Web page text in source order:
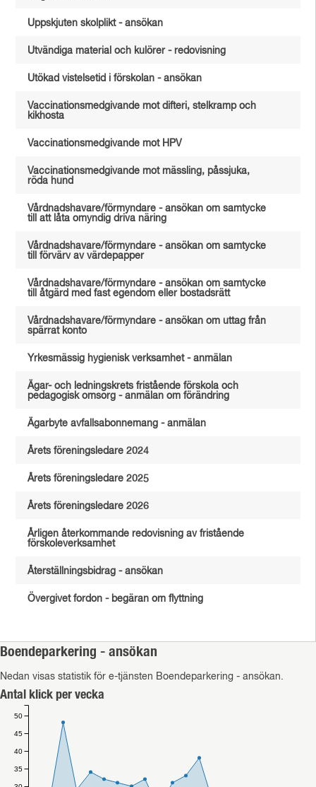
Uppskjuten skolplikt - ansökan
Utvändiga material och kulörer - redovisning
Utökad vistelsetid i förskolan - ansökan
Vaccinationsmedgivande mot difteri, stelkramp och
kikhosta
Vaccinationsmedgivande mot HPV
Vaccinationsmedgivande mot mässling, påssjuka,
röda hund
Vårdnadshavare/förmyndare - ansökan om samtycke
till att låta omyndig driva näring
Vårdnadshavare/förmyndare - ansökan om samtycke
till förvärv av värdepapper
Vårdnadshavare/förmyndare - ansökan om samtycke
till åtgärd med fast egendom eller bostadsrätt
Vårdnadshavare/förmyndare - ansökan om uttag från
spärrat konto
Yrkesmässig hygienisk verksamhet - anmälan
Ägar- och ledningskrets fristående förskola och
pedagogisk omsorg - anmälan om förändring
Ägarbyte avfallsabonnemang - anmälan
Årets föreningsledare 2024
Årets föreningsledare 2025
Årets föreningsledare 2026
Årligen återkommande redovisning av fristående
förskoleverksamhet
Återställningsbidrag - ansökan
Övergivet fordon - begäran om flyttning
Boendeparkering - ansökan
Nedan visas statistik för e-tjänsten Boendeparkering - ansökan.
Antal klick per vecka
35
40
45
50